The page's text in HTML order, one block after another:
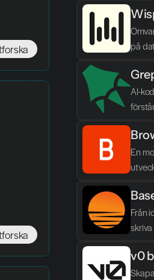
på
AI-
En
AI-
Från
v0